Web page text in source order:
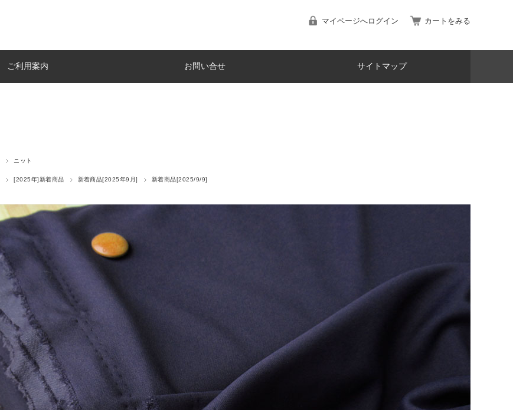
マイページへログイン カートをみる
ご利用案内 お問い合せ サイトマップ
ニット
[2025年]新着商品 新着商品[2025年9月] 新着商品[2025/9/9]